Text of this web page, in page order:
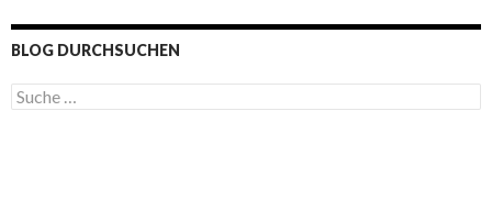
BLOG DURCHSUCHEN
S
u